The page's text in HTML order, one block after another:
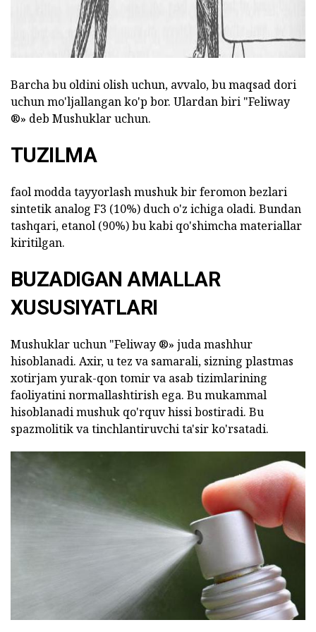
Barcha bu oldini olish uchun, avvalo, bu maqsad dori
uchun mo'ljallangan ko'p bor. Ulardan biri "Feliway
®» deb Mushuklar uchun.
TUZILMA
faol modda tayyorlash mushuk bir feromon bezlari
sintetik analog F3 (10%) duch o'z ichiga oladi. Bundan
tashqari, etanol (90%) bu kabi qo'shimcha materiallar
kiritilgan.
BUZADIGAN AMALLAR
XUSUSIYATLARI
Mushuklar uchun "Feliway ®» juda mashhur
hisoblanadi. Axir, u tez va samarali, sizning plastmas
xotirjam yurak-qon tomir va asab tizimlarining
faoliyatini normallashtirish ega. Bu mukammal
hisoblanadi mushuk qo'rquv hissi bostiradi. Bu
spazmolitik va tinchlantiruvchi ta'sir ko'rsatadi.